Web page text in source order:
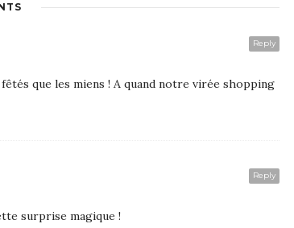
Reply
que les miens ! A quand notre virée shopping
Reply
surprise magique !